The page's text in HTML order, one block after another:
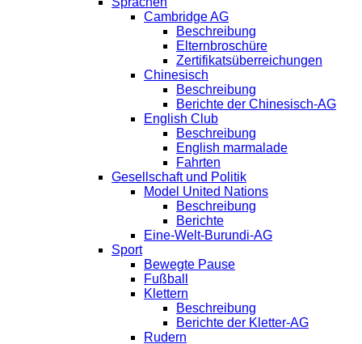
Cambridge AG
Beschreibung
Elternbroschüre
Zertifikatsüberreichungen
Chinesisch
Beschreibung
Berichte der Chinesisch-AG
English Club
Beschreibung
English marmalade
Fahrten
Gesellschaft und Politik
Model United Nations
Beschreibung
Berichte
Eine-Welt-Burundi-AG
Sport
Bewegte Pause
Fußball
Klettern
Beschreibung
Berichte der Kletter-AG
Rudern